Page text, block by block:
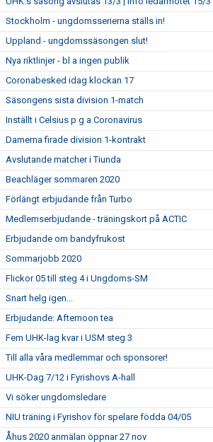
Stockholm - ungdomsserierna ställs in!
Uppland - ungdomssäsongen slut!
Nya riktlinjer - bl a ingen publik
Coronabesked idag klockan 17
Säsongens sista division 1-match
Inställt i Celsius p g a Coronavirus
Damerna firade division 1-kontrakt
Avslutande matcher i Tiunda
Beachläger sommaren 2020
Förlängt erbjudande från Turbo
Medlemserbjudande - träningskort på ACTIC
Erbjudande om bandyfrukost
Sommarjobb 2020
Flickor 05 till steg 4 i Ungdoms-SM
Snart helg igen...
Erbjudande: Afternoon tea
Fem UHK-lag kvar i USM steg 3
Till alla våra medlemmar och sponsorer!
UHK-Dag 7/12 i Fyrishovs A-hall
Vi söker ungdomsledare
NIU träning i Fyrishov för spelare födda 04/05
Åhus 2020 anmälan öppnar 27 nov